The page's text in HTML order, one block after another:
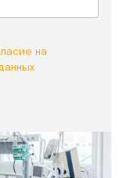
на